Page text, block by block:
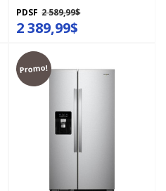
36 pi cu WRSF5536RB
PDSF 2 589,99$
2 389,99$
Promo!